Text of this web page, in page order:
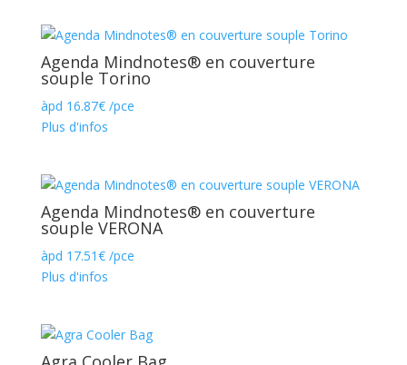
Agenda Mindnotes® en couverture
souple Torino
àpd 16.87€/pce
Plus d'infos
Agenda Mindnotes® en couverture
souple VERONA
àpd 17.51€/pce
Plus d'infos